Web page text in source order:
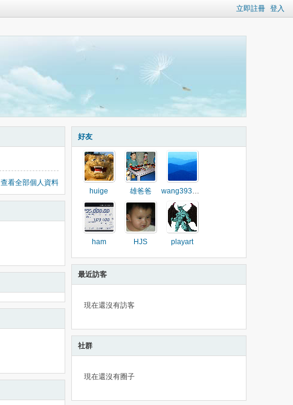
立即註冊 登入
查看全部個人資料
好友
huige 雄爸爸 wang393928
ham HJS playart
最近訪客
現在還沒有訪客
社群
現在還沒有圈子